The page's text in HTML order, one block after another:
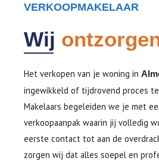
VERKOOPMAKELAAR
Wij
Het verkopen van je woning in
ingewikkeld of tijdrovend proces te
Makelaars begeleiden we je met
verkoopaanpak waarin jij volledig
eerste contact tot aan de
zorgen wij dat alles soepel en